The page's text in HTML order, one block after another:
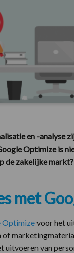
en -analyse
Optimize is
zakelijke markt?
met
Optimizevoor het
of
van